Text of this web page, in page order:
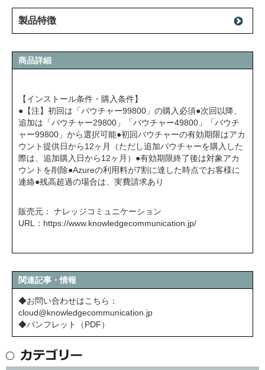
製品特徴
商品詳細
【インストール条件・購入条件】
●【注】初回は「バウチャー99800」の購入必須●次回以降、
追加は「バウチャー29800」「バウチャー49800」「バウチ
ャー99800」から選択可能●初回バウチャーの有効期限はアカ
ウント提供日から12ヶ月（ただし追加バウチャーを購入した
際は、追加購入日から12ヶ月）●有効期限終了後は対象アカ
ウントを削除●Azureの利用料が7割に達した時点でお客様に
連絡●残高超過の場合は、実費請求あり
販売元： ナレッジコミュニケーション
URL： https://www.knowledgecommunication.jp/
関連記事・情報
◆お問い合わせはこちら：
cloud@knowledgecommunication.jp
◆パンフレット（PDF）